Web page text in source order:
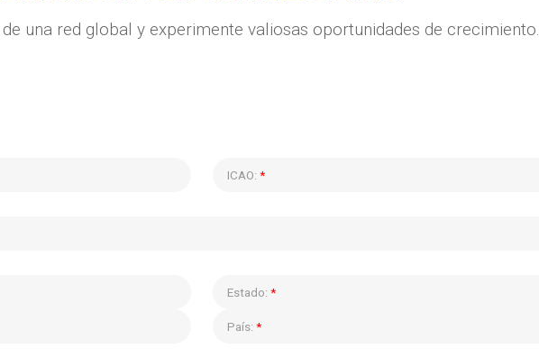
una red global y experimente valiosas oportunidades de crecimiento.
ICAO:*
Estado:*
País:*